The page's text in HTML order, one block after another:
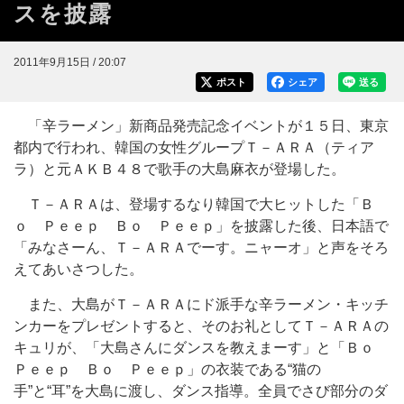
スを披露
2011年9月15日 / 20:07
送る
シェア
ポスト
「辛ラーメン」新商品発売記念イベントが１５日、東京
都内で行われ、韓国の女性グループＴ－ＡＲＡ（ティア
ラ）と元ＡＫＢ４８で歌手の大島麻衣が登場した。
Ｔ－ＡＲＡは、登場するなり韓国で大ヒットした「Ｂ
ｏ Ｐｅｅｐ Ｂｏ Ｐｅｅｐ」を披露した後、日本語で
「みなさーん、Ｔ－ＡＲＡでーす。ニャーオ」と声をそろ
えてあいさつした。
また、大島がＴ－ＡＲＡにド派手な辛ラーメン・キッチ
ンカーをプレゼントすると、そのお礼としてＴ－ＡＲＡの
キュリが、「大島さんにダンスを教えまーす」と「Ｂｏ
Ｐｅｅｐ Ｂｏ Ｐｅｅｐ」の衣装である“猫の
手”と“耳”を大島に渡し、ダンス指導。全員でさび部分のダ